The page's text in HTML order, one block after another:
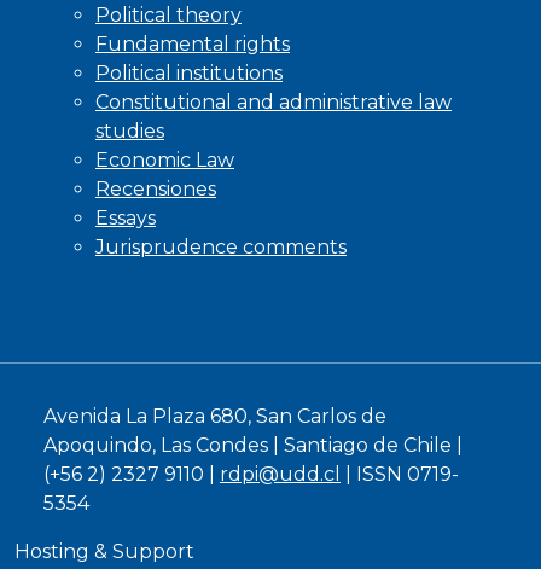
Political theory
Fundamental rights
Political institutions
Constitutional and administrative law
studies
Economic Law
Recensiones
Essays
Jurisprudence comments
Avenida La Plaza 680, San Carlos de
Apoquindo, Las Condes | Santiago de Chile |
(+56 2) 2327 9110 | rdpi@udd.cl
| ISSN 0719-
5354
Hosting & Support